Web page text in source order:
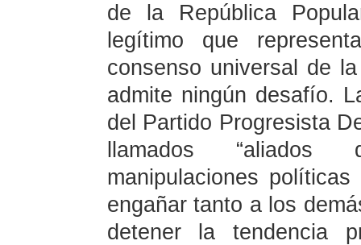
de la República
legítimo que
consenso universal de
admite ningún desafío.
del Partido Progresista
llamados “aliados
manipulaciones
engañar tanto a los
detener la tendencia